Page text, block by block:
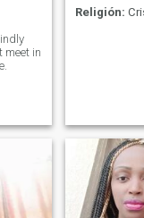
meet in
Religión: